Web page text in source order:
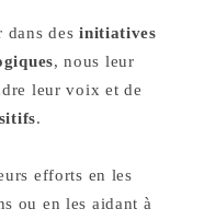
dans desinitiatives
, nous leur
leur voix et de
.
efforts en les
ou en les aidant à